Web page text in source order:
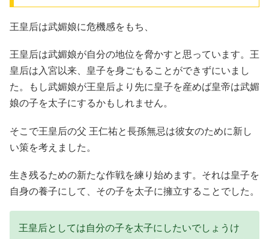
王皇后は武媚娘に危機感をもち、
王皇后は武媚娘が自分の地位を脅かすと思っています。王
皇后は入宮以来、皇子を身ごもることができずにいまし
た。もし武媚娘が王皇后より先に皇子を産めば皇帝は武媚
娘の子を太子にするかもしれません。
そこで王皇后の父 王仁祐と長孫無忌は彼女のために新し
い策を考えました。
生き残るための新たな作戦を練り始めます。それは皇子を
自身の養子にして、その子を太子に擁立することでした。
王皇后としては自分の子を太子にしたいでしょうけ